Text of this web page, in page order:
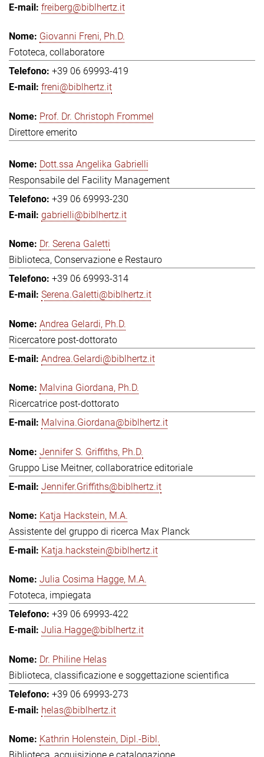
freiberg@biblhertz.it
Giovanni Freni, Ph.D.
Fototeca, collaboratore
+39 06 69993-419
freni@biblhertz.it
Prof. Dr. Christoph Frommel
Direttore emerito
Dott.ssa Angelika Gabrielli
Responsabile del Facility Management
+39 06 69993-230
gabrielli@biblhertz.it
Dr. Serena Galetti
Biblioteca, Conservazione e Restauro
+39 06 69993-314
Serena.Galetti@biblhertz.it
Andrea Gelardi, Ph.D.
Ricercatore post-dottorato
Andrea.Gelardi@biblhertz.it
Malvina Giordana, Ph.D.
Ricercatrice post-dottorato
Malvina.Giordana@biblhertz.it
Jennifer S. Griffiths, Ph.D.
Gruppo Lise Meitner, collaboratrice editoriale
Jennifer.Griffiths@biblhertz.it
Katja Hackstein, M.A.
Assistente del gruppo di ricerca Max Planck
Katja.hackstein@biblhertz.it
Julia Cosima Hagge, M.A.
Fototeca, impiegata
+39 06 69993-422
Julia.Hagge@biblhertz.it
Dr. Philine Helas
Biblioteca, classificazione e soggettazione scientifica
+39 06 69993-273
helas@biblhertz.it
Kathrin Holenstein, Dipl.-Bibl.